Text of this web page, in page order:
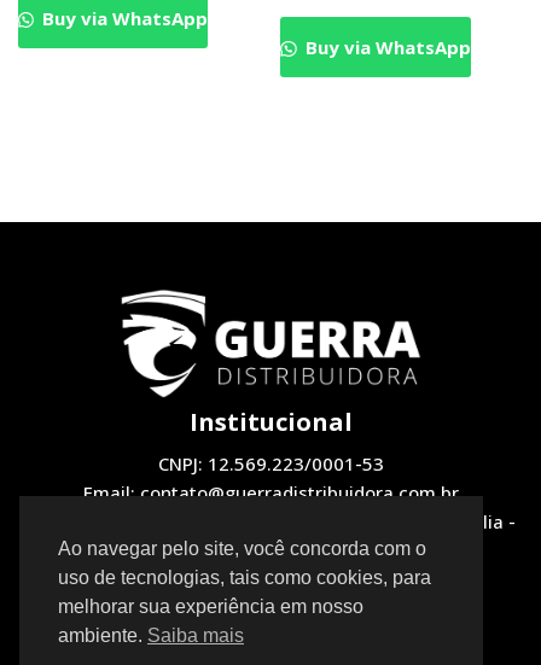
Buy via WhatsApp
Buy via WhatsApp
Institucional
CNPJ: 12.569.223/0001-53
Email: contato@guerradistribuidora.com.br
Endereço: QNH 1, LOTE 12 Loja 2 - Taguatinga, Brasília -
DF, 72130-510
Redes Sociais
Ao navegar pelo site, você concorda com o
uso de tecnologias, tais como cookies, para
melhorar sua experiência em nosso
ambiente. Saiba mais